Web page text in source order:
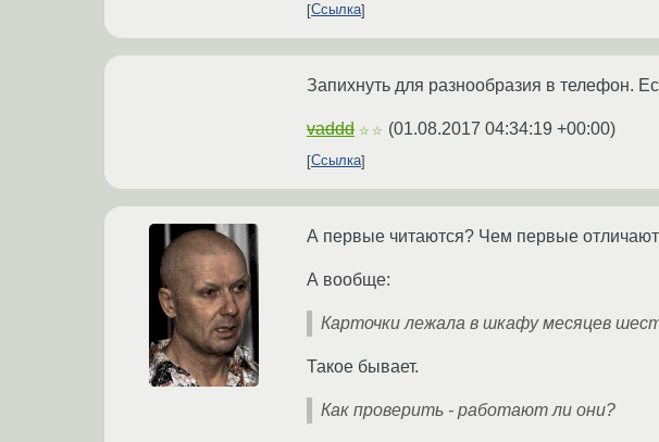
Ссылка
Запихнуть для разнообразия в телефон.
vaddd ☆☆ (01.08.2017 04:34:19 +00:00)
Ссылка
А первые читаются? Чем первые
А вообще:
Карточки лежала в шкафу месяцев
Такое бывает.
Как проверить - работают ли они?